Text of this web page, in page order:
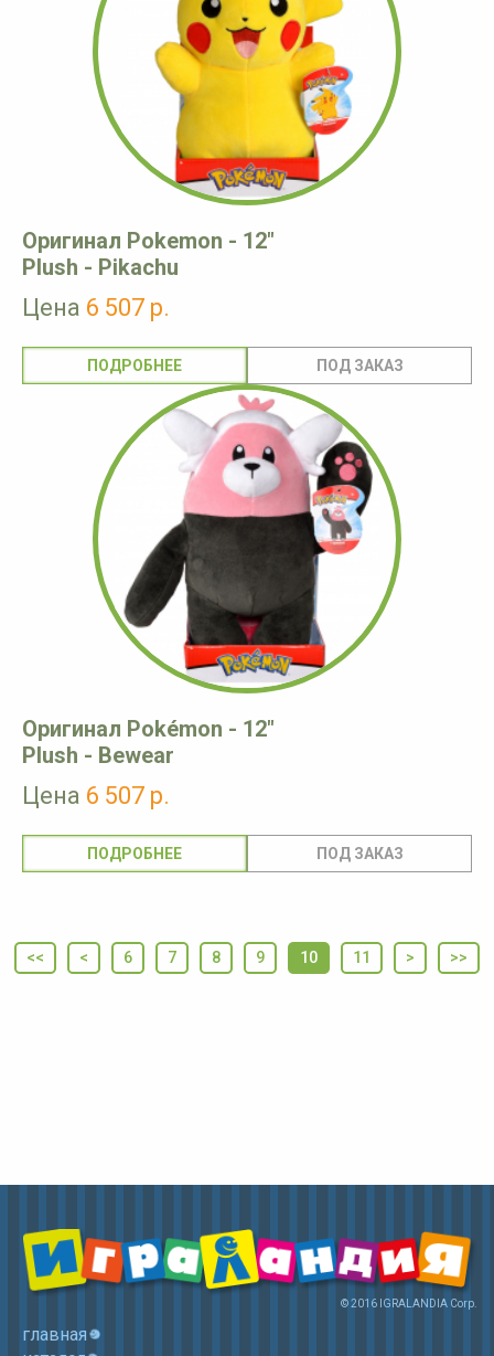
Оригинал Pokemon - 12"
Plush - Pikachu
Цена 6 507 р.
ПОДРОБНЕЕ
Оригинал Pokémon - 12"
Plush - Bewear
Цена 6 507 р.
ПОДРОБНЕЕ
<< < 6 7 8 9 10 11 > >>
© 2016 IGRALANDIA Corp.
главная